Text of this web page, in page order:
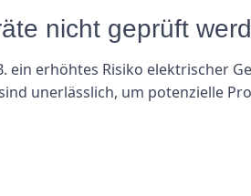
nicht geprüft
ein erhöhtes Risiko elektrischer
unerlässlich, um potenzielle